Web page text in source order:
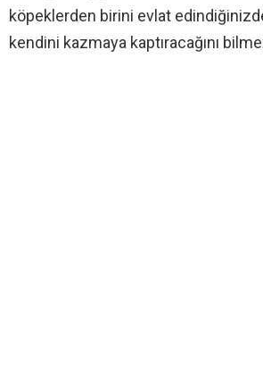
köpeklerden birini evlat
kendini kazmaya kaptıracağını